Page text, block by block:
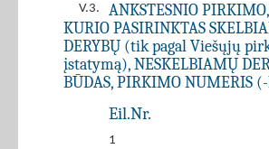
V.3.
ANKSTESNIO
KURIO PASIRINKTAS
DERYBŲ (tik pagal Viešųjų
įstatymą), NESKELBIAMŲ
BŪDAS, PIRKIMO NUMERIS
Eil.Nr.
1